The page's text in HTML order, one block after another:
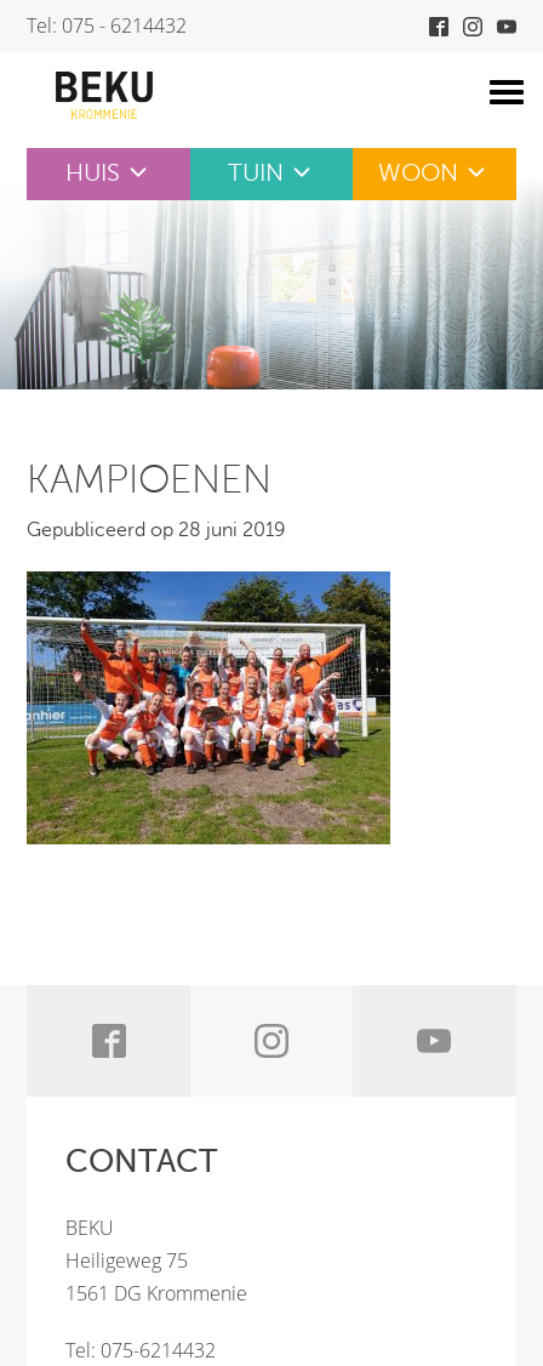
Skip
content
Tel: 075 - 6214432
HUIS TUIN WOON
KAMPIOENEN
Gepubliceerd op 28 juni 2019
CONTACT
BEKU
Heiligeweg 75
1561 DG Krommenie
Tel: 075-6214432